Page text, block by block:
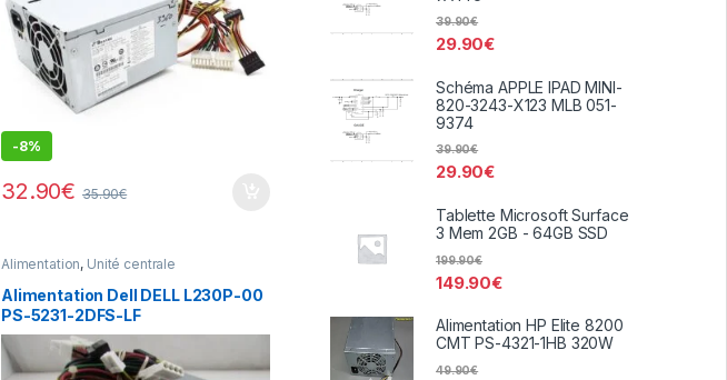
-8%
32.90€ 35.90€
Alimentation, Unité centrale
Alimentation Dell DELL L230P-00
PS-5231-2DFS-LF
29.90€
39.90€
Schéma APPLE IPAD MINI-
820-3243-X123 MLB 051-
9374
29.90€
39.90€
Tablette Microsoft Surface
3 Mem 2GB - 64GB SSD
149.90€
199.90€
Alimentation HP Elite 8200
CMT PS-4321-1HB 320W
49.90€